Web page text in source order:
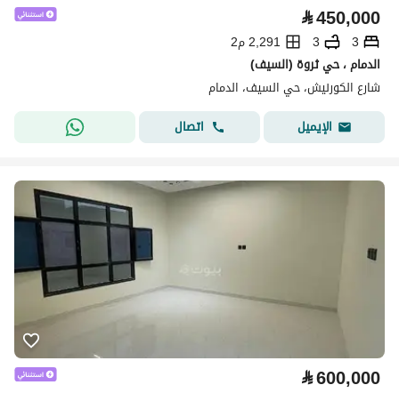
⃁450,000
3
3
2,291 م2
الدمام ، حي ثروة (السيف)
شارع الكورنيش، حي السيف، الدمام
الإيميل
اتصال
⃁600,000